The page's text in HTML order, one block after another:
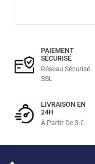
PAIEMENT
SÉCURISÉ
Réseau Sécurisé
SSL
LIVRAISON EN
24H
À Partir De 3 €